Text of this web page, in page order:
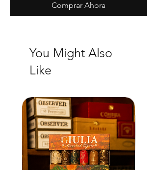
Comprar Ahora
You Might Also
Like